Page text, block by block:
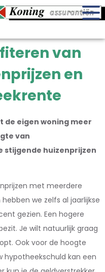
van
en
de eigen woning meer
van
stijgende huizenprijzen
met meerdere
we zelfs al jaarlijkse
gezien. Een hogere
Je wilt natuurlijk graag
Ook voor de hoogte
hypotheekschuld kan een